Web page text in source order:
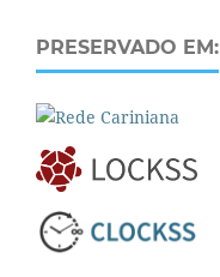
PRESERVADO EM: